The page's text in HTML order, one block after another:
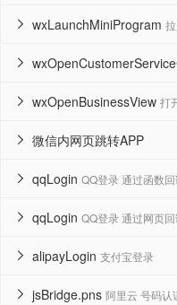
wxLaunchMiniProgram


wxOpenBusinessView 打

微信内网页跳转APP

qqLogin QQ登录 通过函数回

qqLogin QQ登录 通过网页回

alipayLogin 支付宝登录

jsBridge.pns 阿里云 号码认
